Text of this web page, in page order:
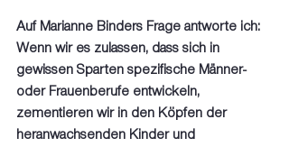
Auf Marianne Binders Frage antworte ich:
Wenn wir es zulassen, dass sich in
gewissen Sparten spezifische Männer-
oder Frauenberufe entwickeln,
zementieren wir in den Köpfen der
heranwachsenden Kinder und